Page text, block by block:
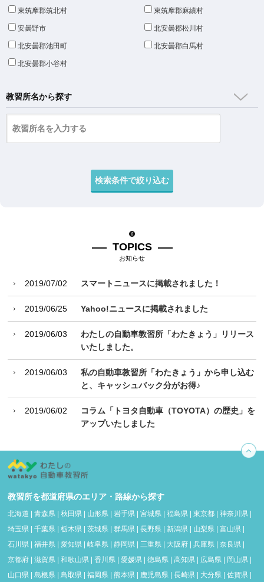
東筑摩郡筑北村 東筑摩郡麻績村
安曇野市 北安曇郡松川村
北安曇郡池田町 北安曇郡白馬村
北安曇郡小谷村
教習所名から探す
TOPICS
お知らせ
2019/07/02 スマートニュースに掲載されました！
2019/06/25 Yahoo!ニュースに掲載されました
2019/06/03
わたしの自動車教習所「わたきょう」リリース
いたしました。
2019/06/03
私の自動車教習所「わたきょう」から申し込む
と、キャッシュバック分がお得♪
2019/06/02
コラム「トヨタ自動車（TOYOTA）の歴史」を
アップいたしました
教習所を都道府県のエリア・路線から探す
北海道 青森県 秋田県 山形県 岩手県 宮城県 福島県 東京都 神奈川県
埼玉県
千葉県 栃木県 茨城県 群馬県 長野県 新潟県 山梨県 富山県
石川県
福井県 愛知県 岐阜県 静岡県 三重県 大阪府 兵庫県 奈良県
京都府
滋賀県 和歌山県 香川県 愛媛県 徳島県 高知県 広島県 岡山県
山口県
島根県 鳥取県 福岡県 熊本県 鹿児島県 長崎県 大分県 佐賀県